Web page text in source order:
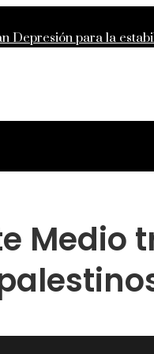
Depresión para la
Unidos
Medio